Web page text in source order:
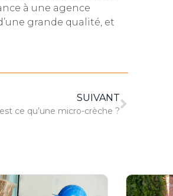
à une agence
grande qualité, et
SUIVANT
ce qu’une micro-crèche ?